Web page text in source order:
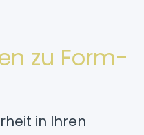
zu Form-
in Ihren